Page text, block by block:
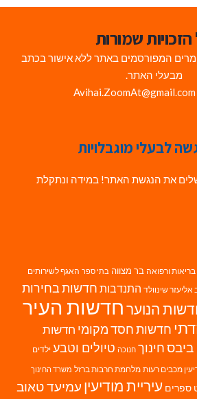
שמורות
המפורסמים באתר ללא אישור בכתב
מבעלי האתר.
לבעלי מוגבלויות
את הנגשת האתר! במידה ונתקלת
בריאות ורפואה בר מצווה בתי ספר האגף לשירותים
אליעזר שינוולד התנדבות חדשות בחירות
הנוערחדשות העיר
חדשות חסד מקומי חדשות
ביבסחינוך חנוכה טיולים וטבע ילדים
מכבים רעות מלחמת חרבות ברזל משרד החינוך
ספרים עיריית מודיעין עמיעד טאוב